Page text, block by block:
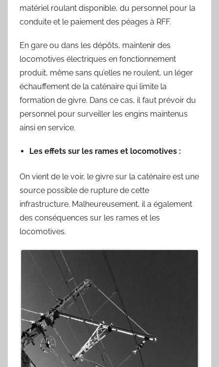
matériel roulant disponible, du personnel pour la
conduite et le paiement des péages à RFF.
En gare ou dans les dépôts, maintenir des
locomotives électriques en fonctionnement
produit, même sans qu’elles ne roulent, un léger
échauffement de la caténaire qui limite la
formation de givre. Dans ce cas, il faut prévoir du
personnel pour surveiller les engins maintenus
ainsi en service.
Les effets sur les rames et locomotives :
On vient de le voir, le givre sur la caténaire est une
source possible de rupture de cette
infrastructure. Malheureusement, il a également
des conséquences sur les rames et les
locomotives.